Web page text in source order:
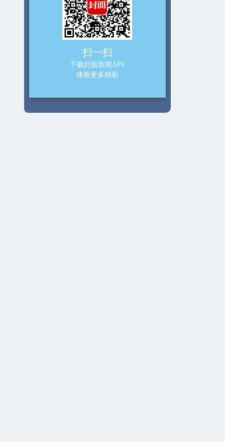
扫一扫
下载封面新闻APP
体验更多精彩